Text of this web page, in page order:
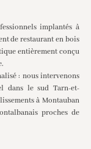
implantés à
de restaurant en bois
entièrement conçu
: nous intervenons
dans le sud Tarn-et-
à Montauban
proches de